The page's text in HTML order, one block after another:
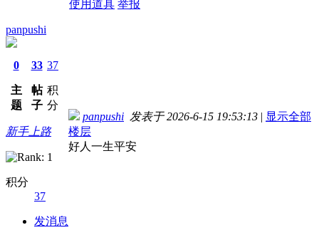
使用道具 举报
panpushi
0
主
题
33
帖
子
37
积
分
新手上路
积分
37
发消息
panpushi 发表于 2026-6-15 19:53:13 | 显示全部
楼层
好人一生平安